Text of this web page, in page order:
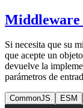
Middleware
Si necesita que su
que acepte un
devuelve la
parámetros de
CommonJS ESM